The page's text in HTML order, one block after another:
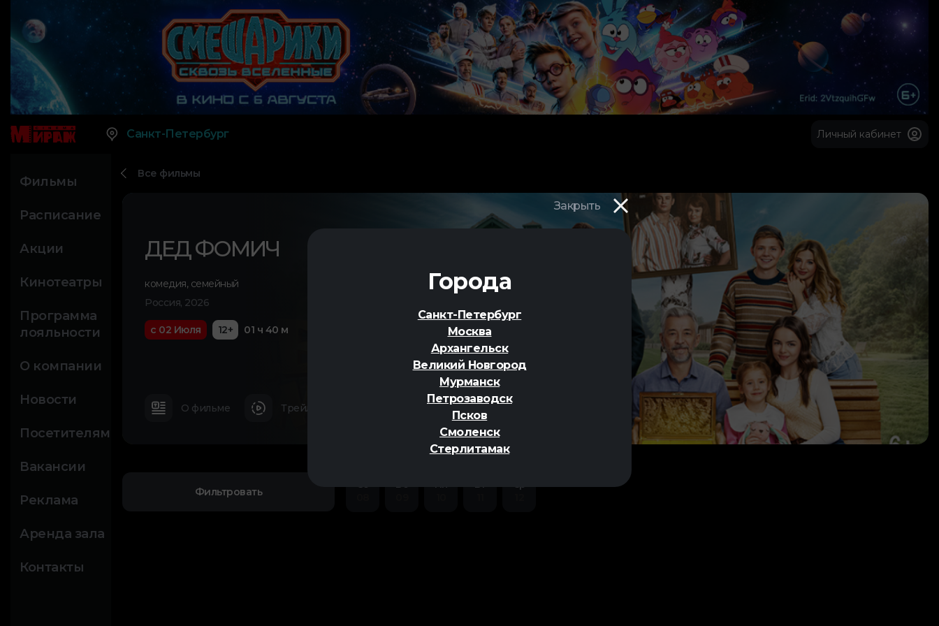
Закрыть
Города
Санкт-Петербург
Москва
Архангельск
Великий Новгород
Мурманск
Петрозаводск
Псков
Смоленск
Стерлитамак
Санкт-Петербург Личный кабинет
Фильмы
Расписание
Акции
Кинотеатры
Программа
лояльности
О компании
Новости
Посетителям
Вакансии
Реклама
Аренда зала
Контакты
Все фильмы
ДЕД ФОМИЧ
комедия,семейный
Россия, 2026
с 02 Июля 12+ 01 ч 40 м
О фильме Трейлер
Фильтровать
Сб
Вс
Пн
Вт
Ср